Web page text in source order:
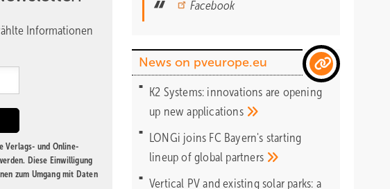
Informationen
Verlags- und Online-
Diese Einwilligung
zum Umgang mit Daten
Facebook
News on pveurope.eu
K2 Systems: innovations are opening
up newapplications
LONGi joins FC Bayern's starting
lineup of global partners
Vertical PV and existing solar parks: a